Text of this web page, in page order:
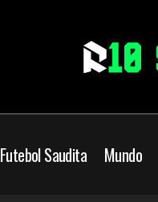
Futebol Saudita Mundo